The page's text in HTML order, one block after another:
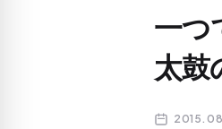
一つ
太鼓